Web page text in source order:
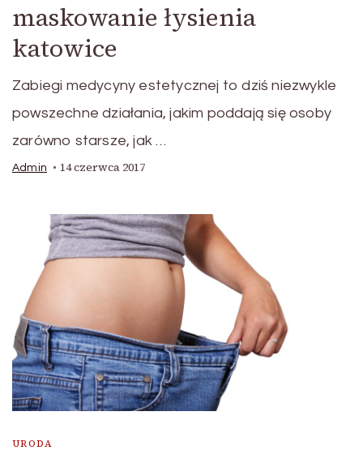
maskowanie łysienia
katowice
Zabiegi medycyny estetycznej to dziś niezwykle
powszechne działania, jakim poddają się osoby
zarówno starsze, jak …
Admin 14 czerwca 2017
URODA